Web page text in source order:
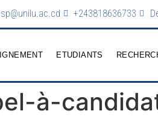
+243818636733
ETUDIANTS
à-